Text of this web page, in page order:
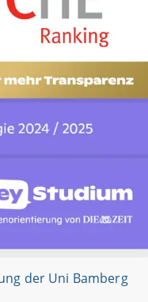
der Uni Bamberg